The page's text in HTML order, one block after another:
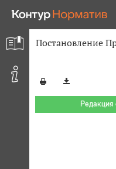
Постановление
Редакция